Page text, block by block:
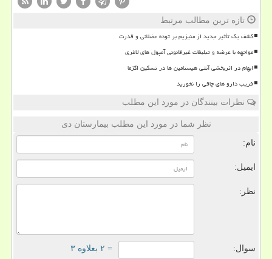
تازه ترین مطالب مرتبط
کشف یک تأثیر جدید از منیزیم بر توده عضلانی و قدرت
مواجهه با عرضه و تبلیغات غیرقانونی آمپول های لاغری
ابهام در اثربخشی آنتی هیستامین ها در تسکین اگزما
فریب دارو های چاقی را نخورید
نظرات بینندگان در مورد این مطلب
نظر شما در مورد این مطلب بیمارستان دی
نام:
ایمیل:
نظر:
سوال: = ۲ بعلاوه ۳